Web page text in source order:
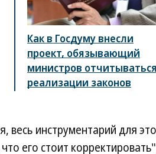
Как в Госдуму внесли
проект, обязывающий
министров
реализации законов
весь инструментарий для
его стоит